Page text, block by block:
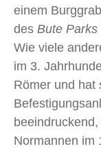
einem
des Bute Parks
Wie viele
im 3.
Römer und hat
Normannen im